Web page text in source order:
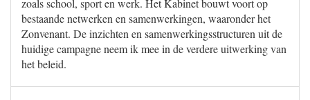
zoals school, sport en werk. Het Kabinet bouwt voort op
bestaande netwerken en samenwerkingen, waaronder het
Zonvenant. De inzichten en samenwerkingsstructuren uit de
huidige campagne neem ik mee in de verdere uitwerking van
het beleid.